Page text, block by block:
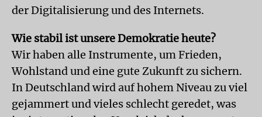
der Digitalisierung und des Internets.
Wie stabil ist unsere Demokratie heute?
Wir haben alle Instrumente, um Frieden,
Wohlstand und eine gute Zukunft zu sichern.
In Deutschland wird auf hohem Niveau zu viel
gejammert und vieles schlecht geredet, was